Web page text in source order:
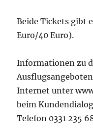
Beide Tickets gibt
Euro/40 Euro).
Informationen zu
Internet unter
beim
Telefon 0331 235